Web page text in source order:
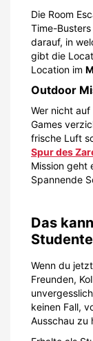
Die Room
Time-
darauf, in
gibt die
Location im
Outdoor
Wer nicht
Games
frische Luft
Spur des
Mission geht
Spannende
Das
Wenn du
Freunden,
keinen Fall,
Ausschau zu